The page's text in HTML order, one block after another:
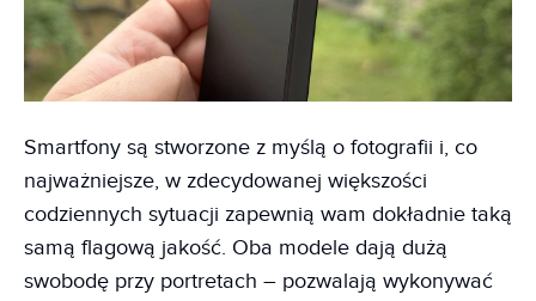
Smartfony są stworzone z myślą o fotografii i, co
najważniejsze, w zdecydowanej większości
codziennych sytuacji zapewnią wam dokładnie taką
samą flagową jakość. Oba modele dają dużą
swobodę przy portretach – pozwalają wykonywać